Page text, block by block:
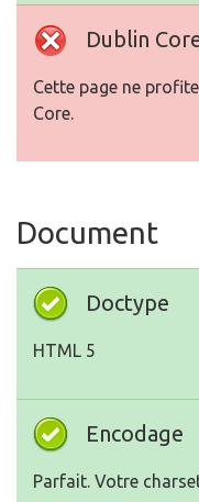
Dublin
Cette page ne
Core.
Document
Doctype
HTML 5
Encodage
Parfait. Votre